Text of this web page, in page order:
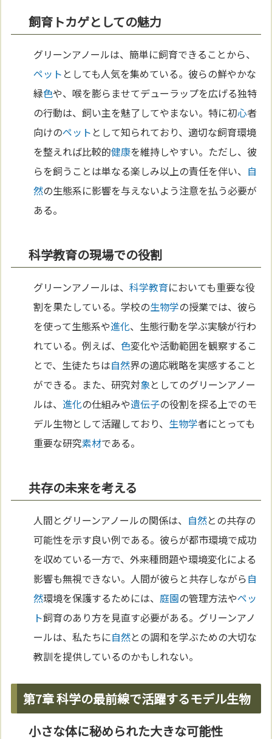
飼育トカゲとしての魅力
グリーンアノールは、簡単に飼育できることから、
ペット としても人気を集めている。彼らの鮮やかな
緑色や、喉を膨らませてデューラップを広げる独特
の行動は、飼い主を魅了してやまない。特に初心者
向けのペット として知られており、適切な飼育環境
を整えれば比較的健康を維持しやすい。ただし、彼
らを飼うことは単なる楽しみ以上の責任を伴い、 自
然の生態系に影響を与えないよう注意を払う必要が
ある。
科学教育の現場での役割
グリーンアノールは、科学教育においても重要な役
割を果たしている。学校の生物学の授業では、彼ら
を使って生態系や進化、生態行動を学ぶ実験が行わ
れている。例えば、色変化や活動範囲を観察するこ
とで、生徒たちは自然界の適応戦略を実感すること
ができる。また、研究対象としてのグリーンアノー
ルは、進化の仕組みや遺伝子の役割を探る上でのモ
デル生物として活躍しており、 生物学者にとっても
重要な研究素材である。
共存の未来を考える
人間とグリーンアノールの関係は、 自然との共存の
可能性を示す良い例である。彼らが都市環境で成功
を収めている一方で、外来種問題や環境変化による
影響も無視できない。人間が彼らと共存しながら自
然環境を保護するためには、庭園の管理方法やペッ
ト飼育のあり方を見直す必要がある。グリーンアノ
ールは、私たちに自然との調和を学ぶための大切な
教訓を提供しているのかもしれない。
第7章 科学の最前線で活躍するモデル生物
小さな体に秘められた大きな可能性